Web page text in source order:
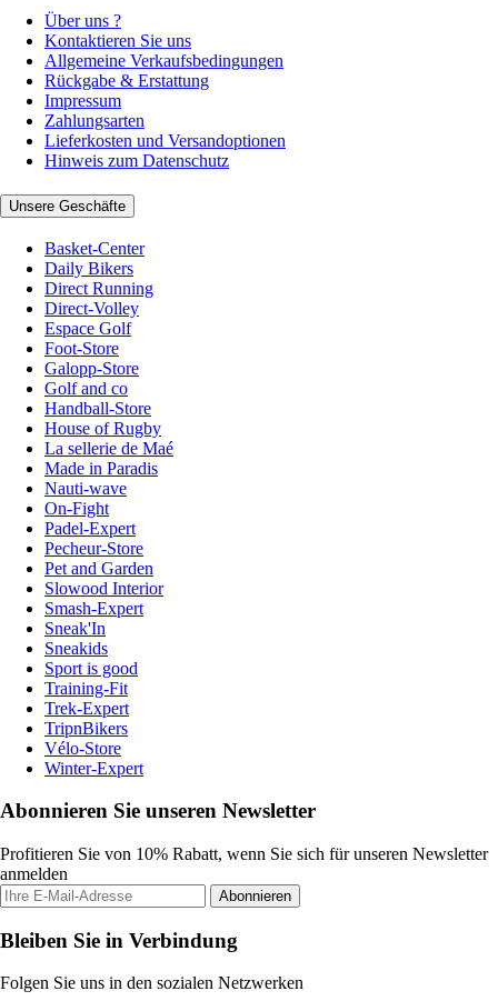
Über uns ?
Kontaktieren Sie uns
Allgemeine Verkaufsbedingungen
Rückgabe & Erstattung
Impressum
Zahlungsarten
Lieferkosten und Versandoptionen
Hinweis zum Datenschutz
Unsere Geschäfte
Basket-Center
Daily Bikers
Direct Running
Direct-Volley
Espace Golf
Foot-Store
Galopp-Store
Golf and co
Handball-Store
House of Rugby
La sellerie de Maé
Made in Paradis
Nauti-wave
On-Fight
Padel-Expert
Pecheur-Store
Pet and Garden
Slowood Interior
Smash-Expert
Sneak'In
Sneakids
Sport is good
Training-Fit
Trek-Expert
TripnBikers
Vélo-Store
Winter-Expert
Abonnieren Sie unseren Newsletter
Profitieren Sie von 10% Rabatt, wenn Sie sich für unseren Newsletter
anmelden
Abonnieren
Bleiben Sie in Verbindung
Folgen Sie uns in den sozialen Netzwerken